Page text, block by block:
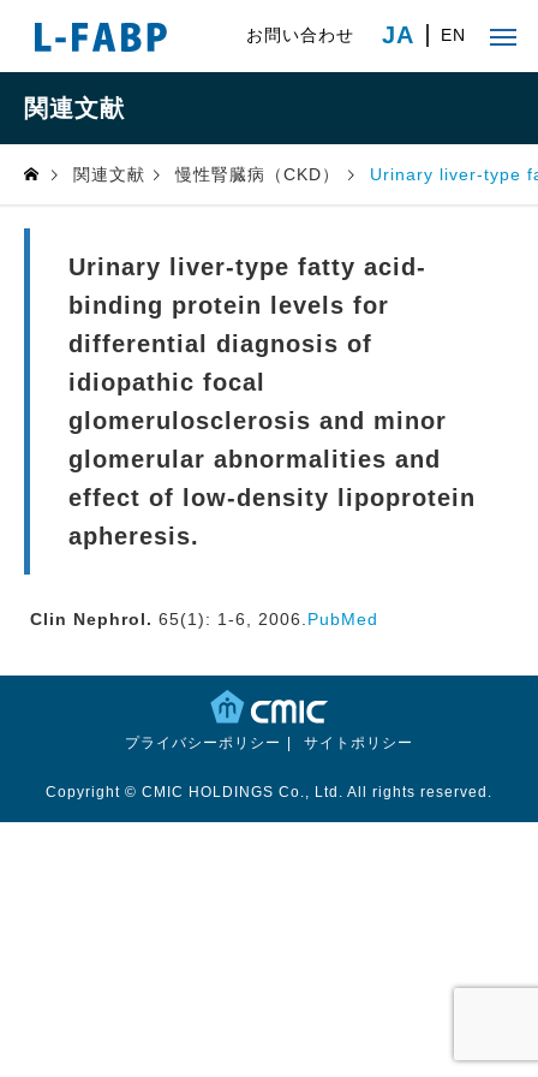
お問い合わせ JA EN
関連文献
関連文献 慢性腎臓病（CKD） Urinary liver-type
Urinary liver-type fatty acid-
binding protein levels for
differential diagnosis of
idiopathic focal
glomerulosclerosis and minor
glomerular abnormalities and
effect of low-density lipoprotein
apheresis.
Clin Nephrol. 65(1): 1-6, 2006. PubMed
プライバシーポリシー サイトポリシー
Copyright © CMIC HOLDINGS Co., Ltd. All rights reserved.